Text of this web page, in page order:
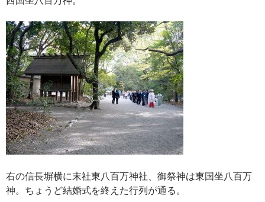
右の信長塀横に末社東八百万神社、御祭神は東国坐八百万
神。ちょうど結婚式を終えた行列が通る。